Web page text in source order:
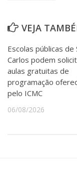
VEJA
Escolas públicas de
Carlos podem
aulas gratuitas de
programação
pelo ICMC
06/08/2026